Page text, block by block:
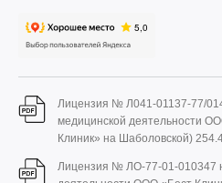
Лицензия № Л041-01137-77/
медицинской деятельности
Клиник» на Шаболовской)
Лицензия № ЛО-77-01-010347